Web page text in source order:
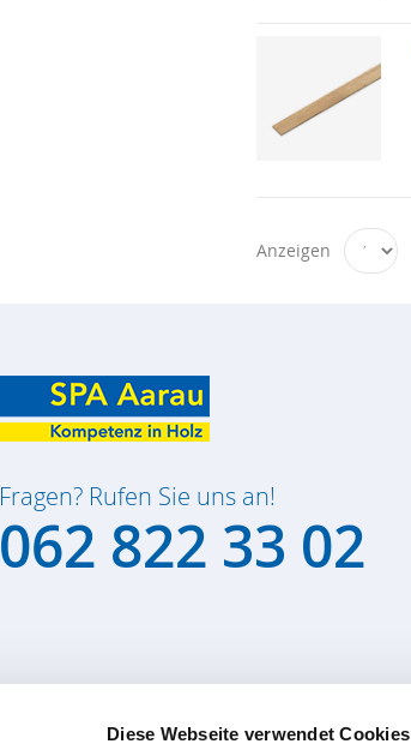
Diese Webseite verwendet Cookies
Anzeigen
Fragen? Rufen Sie uns an!
062 822 33 02